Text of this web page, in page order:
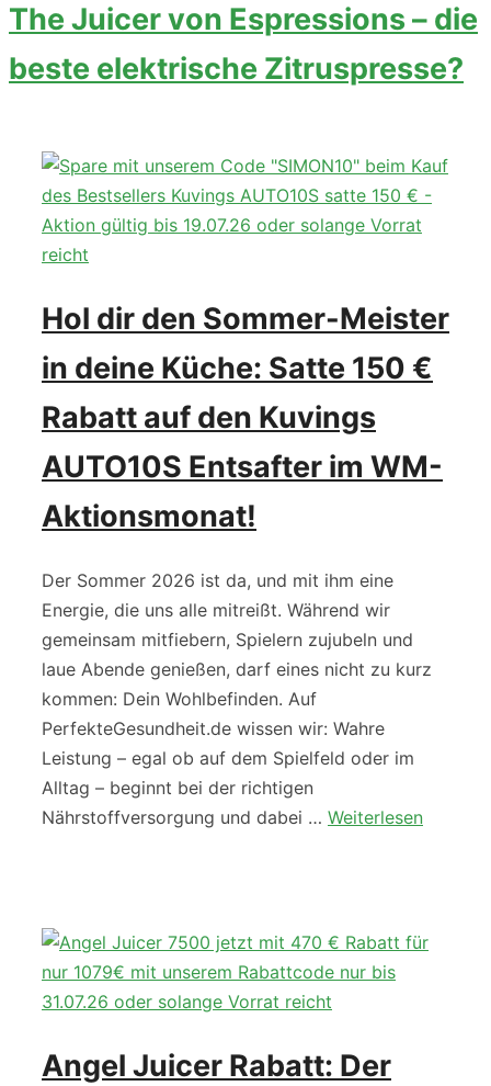
The Juicer von Espressions – die
beste elektrische Zitruspresse?
Hol dir den Sommer-Meister
in deine Küche: Satte 150 €
Rabatt auf den Kuvings
AUTO10S Entsafter im WM-
Aktionsmonat!
Der Sommer 2026 ist da, und mit ihm eine
Energie, die uns alle mitreißt. Während wir
gemeinsam mitfiebern, Spielern zujubeln und
laue Abende genießen, darf eines nicht zu kurz
kommen: Dein Wohlbefinden. Auf
PerfekteGesundheit.de wissen wir: Wahre
Leistung – egal ob auf dem Spielfeld oder im
Alltag – beginnt bei der richtigen
Nährstoffversorgung und dabei … Weiterlesen
Angel Juicer Rabatt: Der